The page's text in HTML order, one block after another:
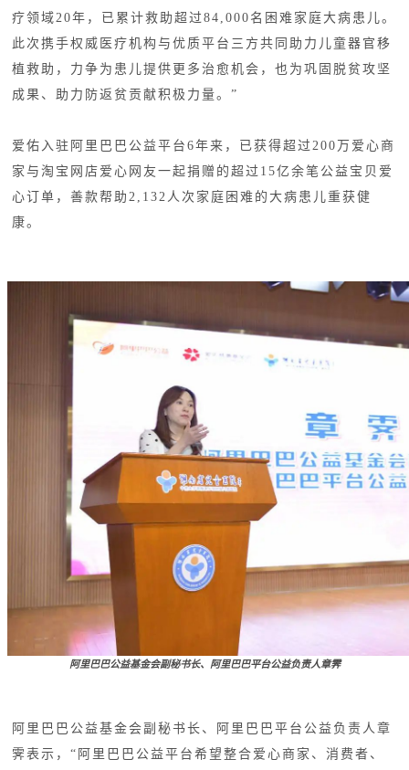
疗领域20年，已累计救助超过84,000名困难家庭大病患儿。
此次携手权威医疗机构与优质平台三方共同助力儿童器官移
植救助，力争为患儿提供更多治愈机会，也为巩固脱贫攻坚
成果、助力防返贫贡献积极力量。”
爱佑入驻阿里巴巴公益平台6年来，已获得超过200万爱心商
家与淘宝网店爱心网友一起捐赠的超过15亿余笔公益宝贝爱
心订单，善款帮助2,132人次家庭困难的大病患儿重获健
康。
阿里巴巴公益基金会副秘书长、阿里巴巴平台公益负责人章霁
阿里巴巴公益基金会副秘书长、阿里巴巴平台公益负责人章
霁表示，“阿里巴巴公益平台希望整合爱心商家、消费者、